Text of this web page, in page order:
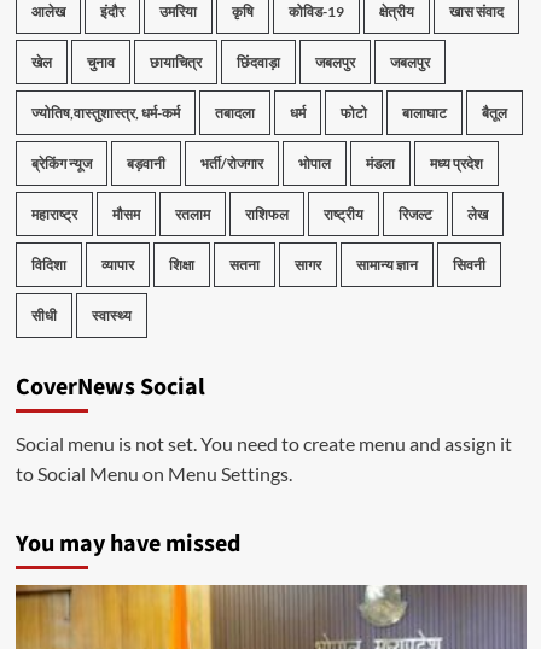
आलेख इंदौर उमरिया कृषि कोविड-19 क्षेत्रीय खास संवाद
खेल चुनाव छायाचित्र छिंदवाड़ा जबलपुर जबलपुर
ज्योतिष,वास्तुशास्त्र, धर्म-कर्म तबादला धर्म फोटो बालाघाट बैतूल
ब्रेकिंग न्यूज बड़वानी भर्ती/रोजगार भोपाल मंडला मध्य प्रदेश
महाराष्ट्र मौसम रतलाम राशिफल राष्ट्रीय रिजल्ट लेख
विदिशा व्यापार शिक्षा सतना सागर सामान्य ज्ञान सिवनी
सीधी स्वास्थ्य
CoverNews Social
Social menu is not set. You need to create menu and assign it
to Social Menu on Menu Settings.
You may have missed